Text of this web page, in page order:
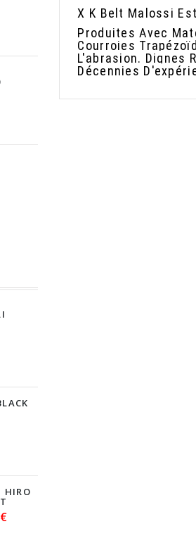
HIRO
X K Belt Malossi
Produites Avec
Courroies
L'abrasion. Dignes
Décennies